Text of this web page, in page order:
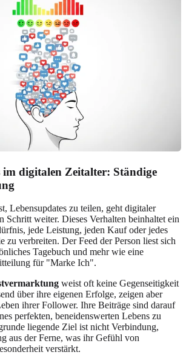
digitalen Zeitalter: Ständige
Lebensupdates zu teilen, geht digitaler
Schritt weiter. Dieses Verhalten beinhaltet ein
jede Leistung, jeden Kauf oder jedes
zu verbreiten. Der Feed der Person liest sich
Tagebuch und mehr wie eine
für "Marke Ich".
weist oft keine Gegenseitigkeit
über ihre eigenen Erfolge, zeigen aber
ihrer Follower. Ihre Beiträge sind darauf
perfekten, beneidenswerten Lebens zu
liegende Ziel ist nicht Verbindung,
aus der Ferne, was ihr Gefühl von
verstärkt.